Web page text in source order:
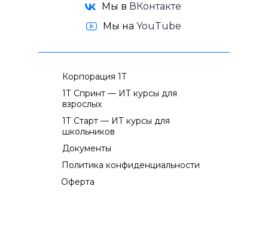
1Т Старт — ИТ курсы для
школьников
1Т Спринт — ИТ курсы для
взрослых
Корпорация 1Т
Документы
Политика конфиденциальности
Оферта
Мы в ВКонтакте
Мы на YouTube